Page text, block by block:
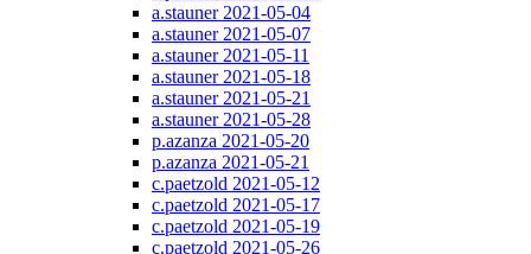
a.stauner 2021-05-04
a.stauner 2021-05-07
a.stauner 2021-05-11
a.stauner 2021-05-18
a.stauner 2021-05-21
a.stauner 2021-05-28
p.azanza 2021-05-20
p.azanza 2021-05-21
c.paetzold 2021-05-12
c.paetzold 2021-05-17
c.paetzold 2021-05-19
c.paetzold 2021-05-26